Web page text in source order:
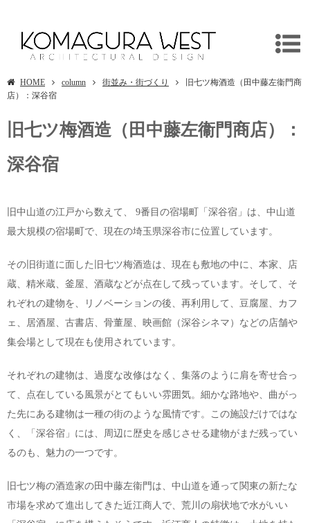
HOME column 街並み・街づくり
旧七ツ梅酒造（田中藤左衞門商
店）：深谷宿
旧七ツ梅酒造（田中藤左衞門商店）：
深谷宿
旧中山道の江戸から数えて、 9番目の宿場町「深谷宿」は、中山道
最大規模の宿場町で、現在の埼玉県深谷市に位置しています。
その旧街道に面した旧七ツ梅酒造は、現在も敷地の中に、本家、店
蔵、精米蔵、釜屋、酒蔵などが点在して残っています。そして、そ
れぞれの建物を、リノベーションの後、再利用して、豆腐屋、カフ
ェ、居酒屋、古書店、骨董屋、映画館（深谷シネマ）などの店舗や
集会場として現在も使用されています。
それぞれの建物は、過度な改修はなく、集落のように肩を寄せ合っ
て、点在している風景がとてもいい雰囲気。細かな路地や、曲がっ
た先にある建物は一種の街のような風情です。この施設だけではな
く、「深谷宿」には、周辺に歴史を感じさせる建物がまだ残ってい
るのも、魅力の一つです。
旧七ツ梅の酒造家の田中藤左衞門は、中山道を通って関東の新たな
市場を求めて進出してきた近江商人で、荒川の扇状地で水がいい